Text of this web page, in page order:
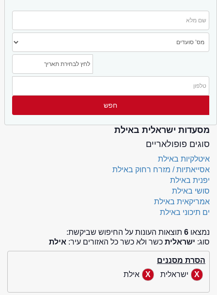
מסעדות ישראלית באילת
סוגים פופולאריים
איטלקיות באילת
אסייאתיות / מזרח רחוק באילת
יפנית באילת
סושי באילת
אמריקאית באילת
ים תיכוני באילת
נמצאו 6 תוצאות העונות על החיפוש שביקשת:
סוג: ישראלית כשר ולא כשר כל האזורים עיר: אילת
הסרת מסננים
ישראלית
אילת